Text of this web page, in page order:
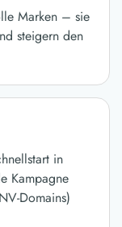
Marken – sie
steigern den
in
Kampagne
Domains)